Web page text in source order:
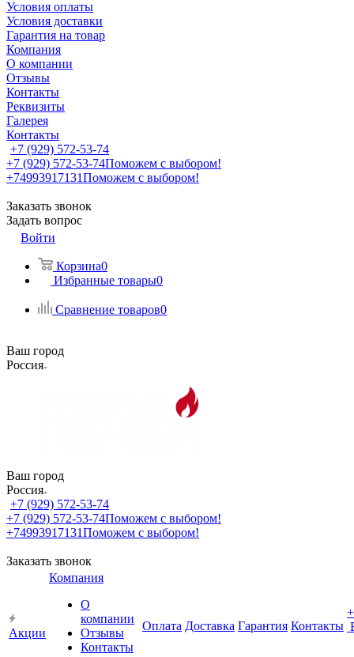
Условия оплаты
Условия доставки
Гарантия на товар
Компания
О компании
Отзывы
Контакты
Реквизиты
Галерея
Контакты
+7 (929) 572-53-74
+7 (929) 572-53-74Поможем с выбором!
+74993917131Поможем с выбором!
Заказать звонок
Задать вопрос
Войти
Корзина0
Избранные товары0
Сравнение товаров0
Ваш город
Россия
Ваш город
Россия
+7 (929) 572-53-74
+7 (929) 572-53-74Поможем с выбором!
+74993917131Поможем с выбором!
Заказать звонок
Акции
Компания
О
компании
Отзывы
Контакты
Оплата Доставка Гарантия Контакты
+